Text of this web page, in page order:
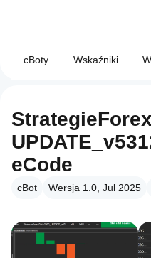
cBoty Wskaźniki
eCode
cBot Wersja 1.0, Jul 2025